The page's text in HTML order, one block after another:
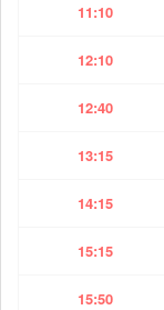
11:10
12:10
12:40
13:15
14:15
15:15
15:50